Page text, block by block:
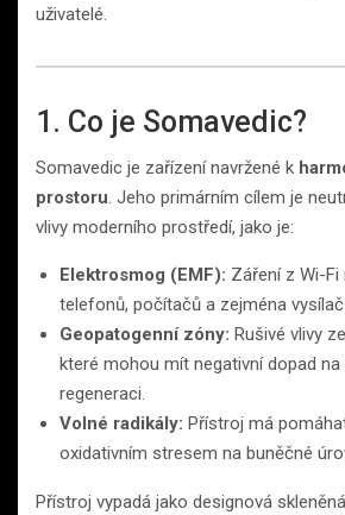
uživatelé.
1. Co je Somavedic?
Somavedic je zařízení navržené k
prostoru. Jeho primárním cílem je
vlivy moderního prostředí, jako je:
Elektrosmog (EMF): Záření z Wi-
telefonů, počítačů a zejména
Geopatogenní zóny: Rušivé vlivy
které mohou mít negativní dopad na
regeneraci.
Volné radikály: Přístroj má
oxidativním stresem na buněčné
Přístroj vypadá jako designová